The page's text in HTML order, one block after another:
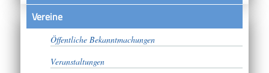
VereineSatzungen
Öffentliche Bekanntmachungen
Veranstaltungen